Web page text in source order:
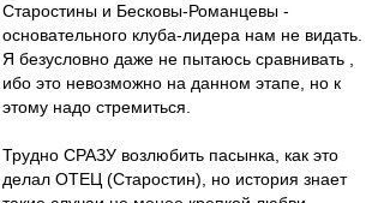
Старостины и Бесковы-Романцевы -
основательного клуба-лидера нам не видать.
Я безусловно даже не пытаюсь сравнивать ,
ибо это невозможно на данном этапе, но к
этому надо стремиться.
Трудно СРАЗУ возлюбить пасынка, как это
делал ОТЕЦ (Старостин), но история знает